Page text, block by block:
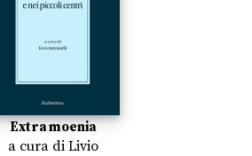
Extra moenia
a cura di Livio